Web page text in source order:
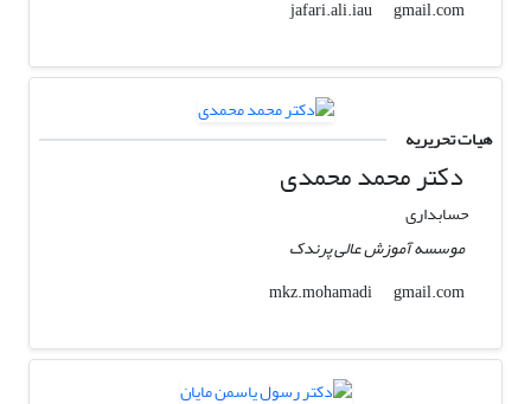
jafari.ali.iau
gmail.com
هیات تحریریه
دکتر محمد محمدی
حسابداری
موسسه آموزش عالی پرندک
mkz.mohamadi
gmail.com